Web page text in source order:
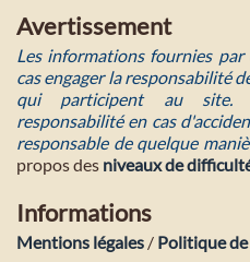
Avertissement
Les informations fournies
cas engager la responsabilité
qui participent au site.
responsabilité en cas
responsable de quelque
propos des niveaux de
Informations
Mentions légales / Politique